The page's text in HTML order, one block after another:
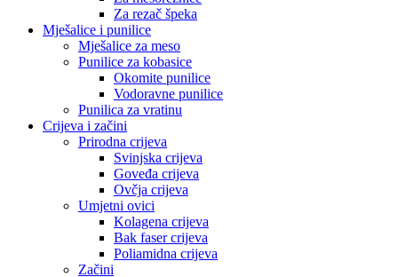
Za rezač špeka
Mješalice i punilice
Mješalice za meso
Punilice za kobasice
Okomite punilice
Vodoravne punilice
Punilica za vratinu
Crijeva i začini
Prirodna crijeva
Svinjska crijeva
Goveđa crijeva
Ovčja crijeva
Umjetni ovici
Kolagena crijeva
Bak faser crijeva
Poliamidna crijeva
Začini